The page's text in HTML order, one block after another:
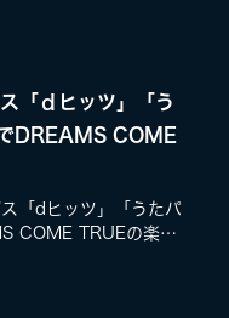
「ｄヒッツ」「う
DREAMS COME
「dヒッツ」「うたパ
COME TRUEの楽曲